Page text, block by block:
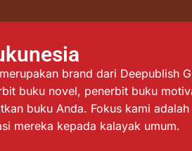
brand dari
buku novel, penerbit buku
buku Anda. Fokus kami
mereka kepada kalayak umum.